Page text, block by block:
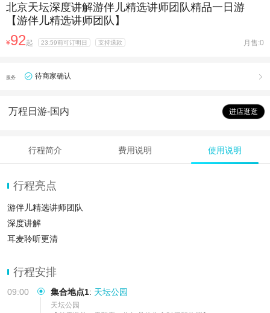
北京天坛深度讲解游伴儿精选讲师团队精品一日游
【游伴儿精选讲师团队】
¥92起 23:59前可订明日 支持退款 月售:0
服务 待商家确认 
万程日游-国内 进店逛逛
行程简介 费用说明 使用说明
行程亮点
游伴儿精选讲师团队
深度讲解
耳麦聆听更清
行程安排
09:00 集合地点1: 天坛公园
天坛公园